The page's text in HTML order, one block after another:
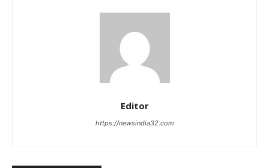
Editor
https://newsindia32.com